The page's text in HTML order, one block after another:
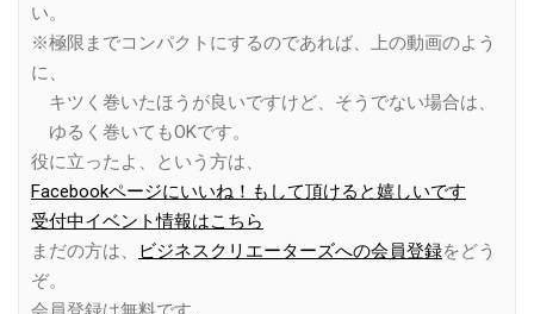
い。
※極限までコンパクトにするのであれば、上の動画のよう
に、
キツく巻いたほうが良いですけど、そうでない場合は、
ゆるく巻いてもOKです。
役に立ったよ、という方は、
Facebookページにいいね！もして頂けると嬉しいです
受付中イベント情報はこちら
まだの方は、
ビジネスクリエーターズへの会員登録をどう
ぞ。